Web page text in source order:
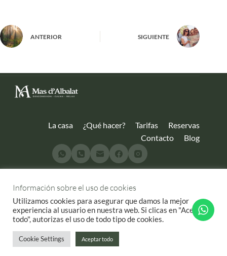
ANTERIOR SIGUIENTE
La casa ¿Qué hacer? Tarifas
Reservas
Contacto
Blog
Ref Catastral: 001800300YK56E0001AY | Nº de registro: CV-
© 2025 Mas d'Albalat.Todos los derechos reservados.
Aviso Legal |Condiciones de Reserva
Información sobre el uso de cookies
Utilizamos cookies para asegurar que damos la mejor
experiencia al usuario en nuestra web. Si clicas en "Aceptar
todo", autorizas el uso de todo tipo de cookies.
Cookie Settings Aceptar todo